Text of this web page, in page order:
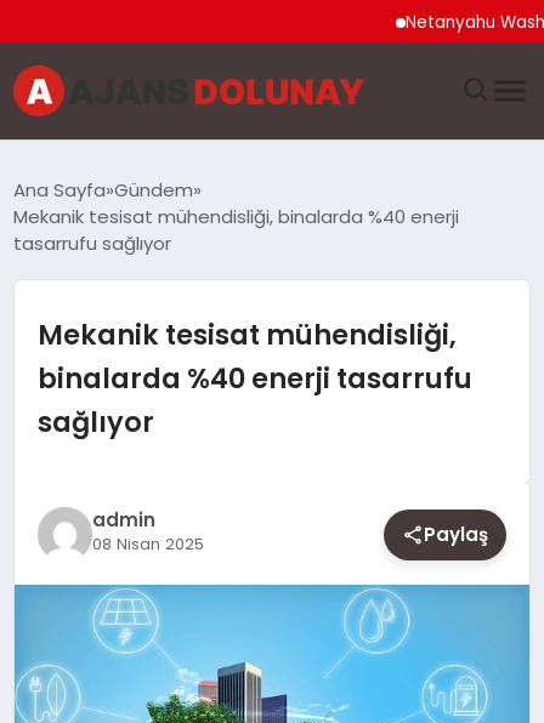
Netanyahu
EĞITIM
GÜNCEL
SAĞLIK
SIYASET
SPOR
Ana Sayfa Gündem
Mekanik tesisat mühendisliği, binalarda %40 enerji
tasarrufu sağlıyor
Mekanik tesisat mühendisliği,
binalarda %40 enerji tasarrufu
sağlıyor
admin
08 Nisan 2025 Paylaş